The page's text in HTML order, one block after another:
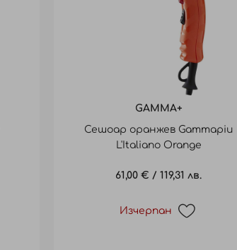
GAMMA+
Сешоар оранжев Gammapiu
L'Italiano Orange
61,00 € / 119,31 лв.
Изчерпан